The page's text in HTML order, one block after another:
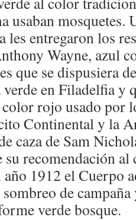
usaban mosquetes.
les entregaron los
Wayne, azul
que se dispusiera
verde en Filadelfia y
rojo usado por
Continental y la
caza de Sam
su recomendación
1912 el Cuerpo
de
verde bosque.